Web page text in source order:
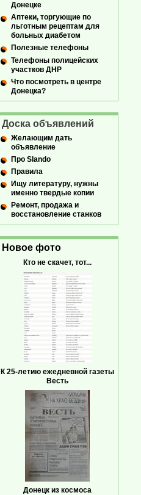
Донецке
Аптеки, торгующие по
льготным рецептам для
больных диабетом
Полезные телефоны
Телефоны полицейских
участков ДНР
Что посмотреть в центре
Донецка?
Доска объявлений
Желающим дать
объявление
Про Slando
Правила
Ищу литературу, нужны
именно твердые копии
Ремонт, продажа и
восстановление станков
Новое фото
Кто не скачет, тот...
К 25-летию ежедневной газеты
Весть
Донецк из космоса